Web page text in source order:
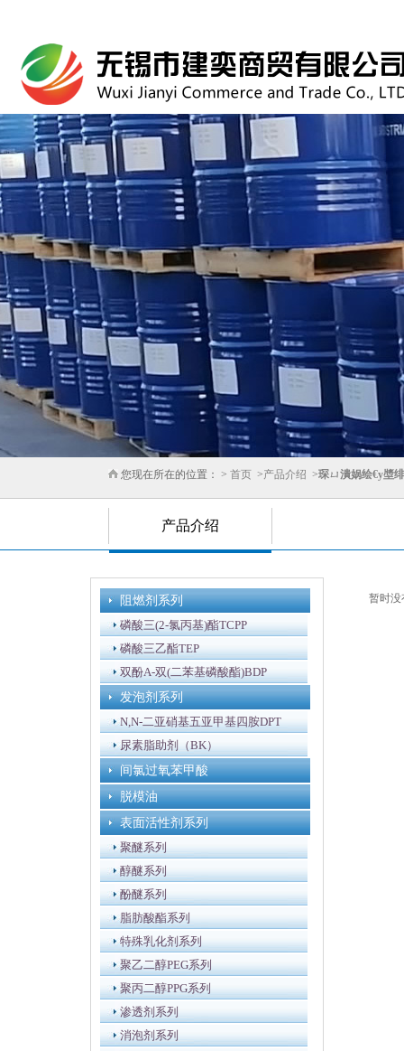
您现在所在的位置： > 首页 >产品介绍 >琛ㄩ潰娲绘€у墏
产品介绍
阻燃剂系列
磷酸三(2-氯丙基)酯TCPP
磷酸三乙酯TEP
双酚A-双(二苯基磷酸酯)BDP
发泡剂系列
N,N-二亚硝基五亚甲基四胺DPT
尿素脂助剂（BK）
间氯过氧苯甲酸
脱模油
表面活性剂系列
聚醚系列
醇醚系列
酚醚系列
脂肪酸酯系列
特殊乳化剂系列
聚乙二醇PEG系列
聚丙二醇PPG系列
渗透剂系列
消泡剂系列
暂时没